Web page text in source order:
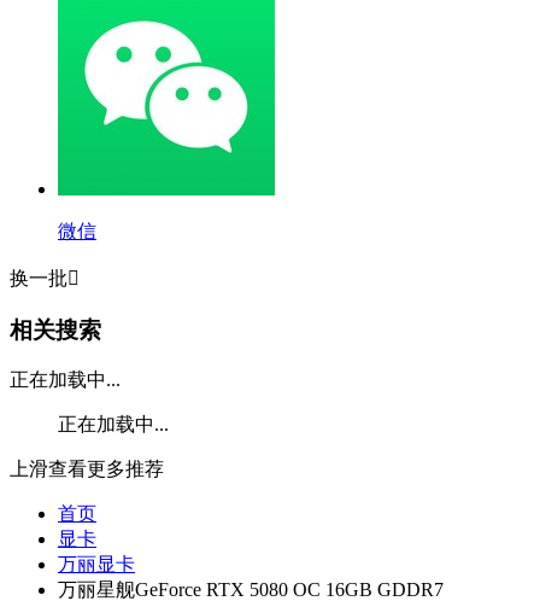
微信
换一批
相关搜索
正在加载中...
正在加载中...
上滑查看更多推荐
首页
显卡
万丽显卡
万丽星舰GeForce RTX 5080 OC 16GB GDDR7